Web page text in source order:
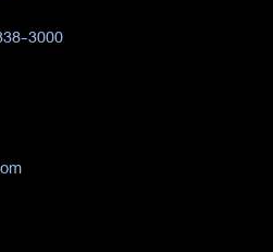
3000